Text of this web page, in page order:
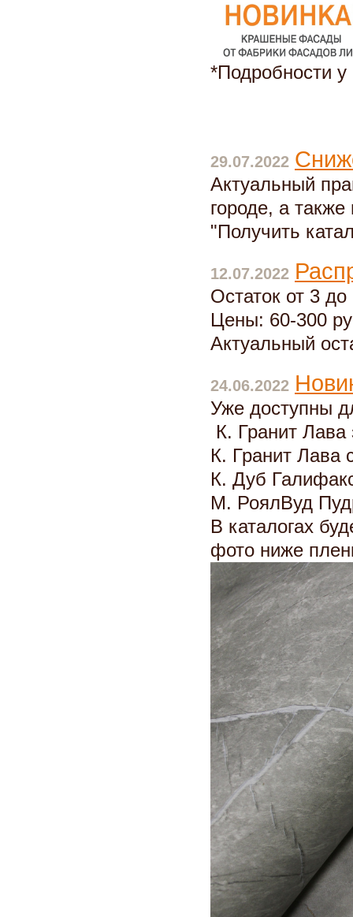
*Подробности
29.07.2022
Актуальный
городе, а также
"Получить
12.07.2022
Остаток от 3
Цены: 60-300
Актуальный
24.06.2022
Уже доступны
К. Гранит Лава
К. Гранит Лава
К. Дуб
М. РоялВуд
В каталогах
фото ниже